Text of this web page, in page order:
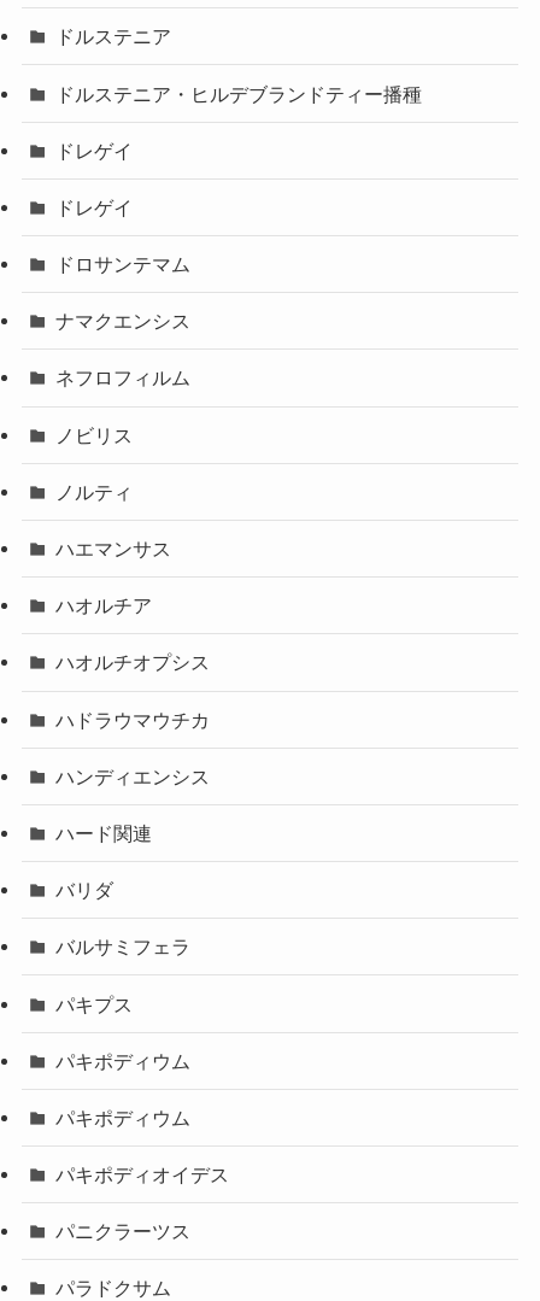
ドルステニア
ドルステニア・ヒルデブランドティー播種
ドレゲイ
ドレゲイ
ドロサンテマム
ナマクエンシス
ネフロフィルム
ノビリス
ノルティ
ハエマンサス
ハオルチア
ハオルチオプシス
ハドラウマウチカ
ハンディエンシス
ハード関連
バリダ
バルサミフェラ
パキプス
パキポディウム
パキポディウム
パキポディオイデス
パニクラーツス
パラドクサム